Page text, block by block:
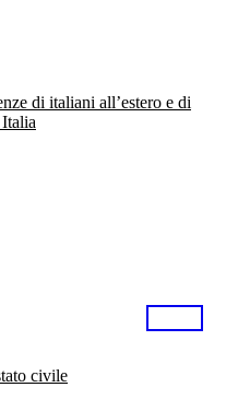
di italiani all’estero e di
civile